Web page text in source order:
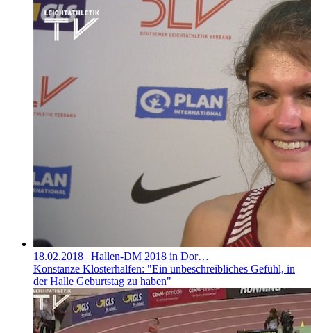
18.02.2018 | Hallen-DM 2018 in Dor…
Konstanze Klosterhalfen: "Ein unbeschreibliches Gefühl, in
der Halle Geburtstag zu haben"